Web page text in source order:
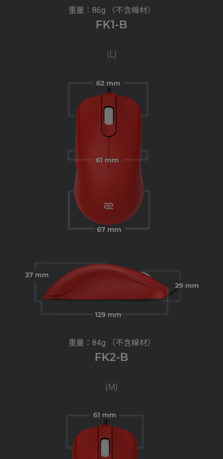
重量：86g （不含線材）
FK1-B
(L)
重量：84g （不含線材）
FK2-B
(M)